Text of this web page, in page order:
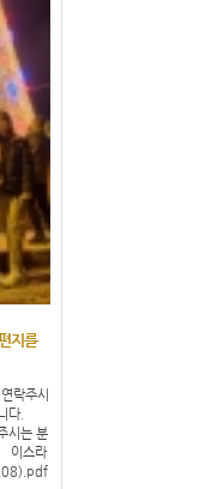
지를
락주시
니다.
시는 분
이스라